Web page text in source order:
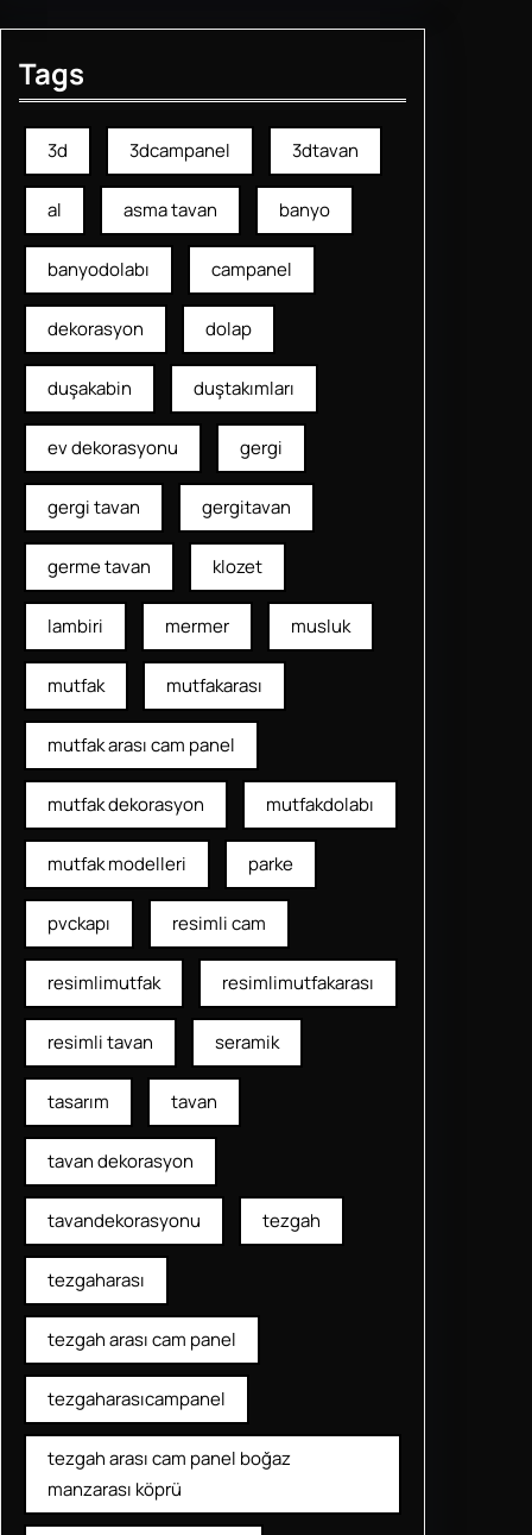
Tags
3d 3dcampanel 3dtavan
al asma tavan banyo
banyodolabı campanel
dekorasyon dolap
duşakabin duştakımları
ev dekorasyonu gergi
gergi tavan gergitavan
germe tavan klozet
lambiri mermer musluk
mutfak mutfakarası
mutfak arası cam panel
mutfak dekorasyon mutfakdolabı
mutfak modelleri parke
pvckapı resimli cam
resimlimutfak resimlimutfakarası
resimli tavan seramik
tasarım tavan
tavan dekorasyon
tavandekorasyonu tezgah
tezgaharası
tezgah arası cam panel
tezgaharasıcampanel
tezgah arası cam panel boğaz
manzarası köprü